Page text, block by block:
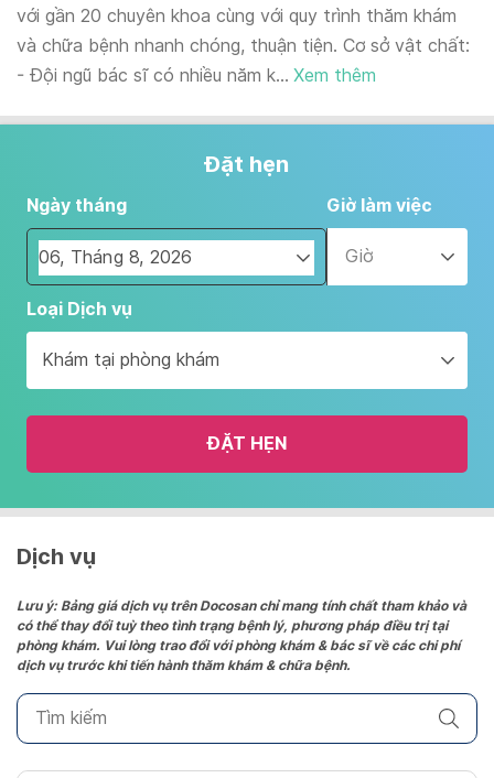
với gần 20 chuyên khoa cùng với quy trình thăm khám
và chữa bệnh nhanh chóng, thuận tiện. Cơ sở vật chất:
- Đội ngũ bác sĩ có nhiều năm k... Xem thêm
Đặt hẹn
Ngày tháng
Navigate
forward
interact
with
the
and
date.
the
question
mark
to
Giờ làm việc
Giờ
Loại Dịch vụ
Khám tại phòng khám
ĐẶT HẸN
Dịch vụ
Lưu ý: Bảng giá dịch vụ trên Docosan chỉ mang tính chất tham khảo và
có thể thay đổi tuỳ theo tình trạng bệnh lý, phương pháp điều trị tại
phòng khám. Vui lòng trao đổi với phòng khám & bác sĩ về các chi phí
dịch vụ trước khi tiến hành thăm khám & chữa bệnh.